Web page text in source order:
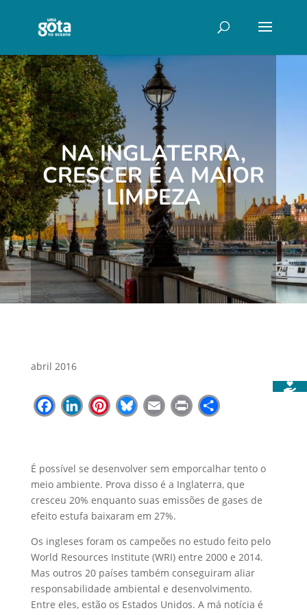
NA INGLATERRA,
CRESCER É A MAIOR
LIMPEZA
abril 2016
Facebook
LinkedIn
Pinterest
Bluesky
Email
PrintShare
É possível se desenvolver sem emporcalhar tento o
meio ambiente. Prova disso é a Inglaterra, que
cresceu 20% enquanto suas emissões de gases de
efeito estufa baixaram em 27%.
Os ingleses foram os campeões no estudo feito pelo
World Resources Institute (WRI) entre 2000 e 2014.
Mas outros 20 países também conseguiram aliar
responsabilidade ambiental e desenvolvimento.
Entre eles, estão os Estados Unidos. A má notícia é